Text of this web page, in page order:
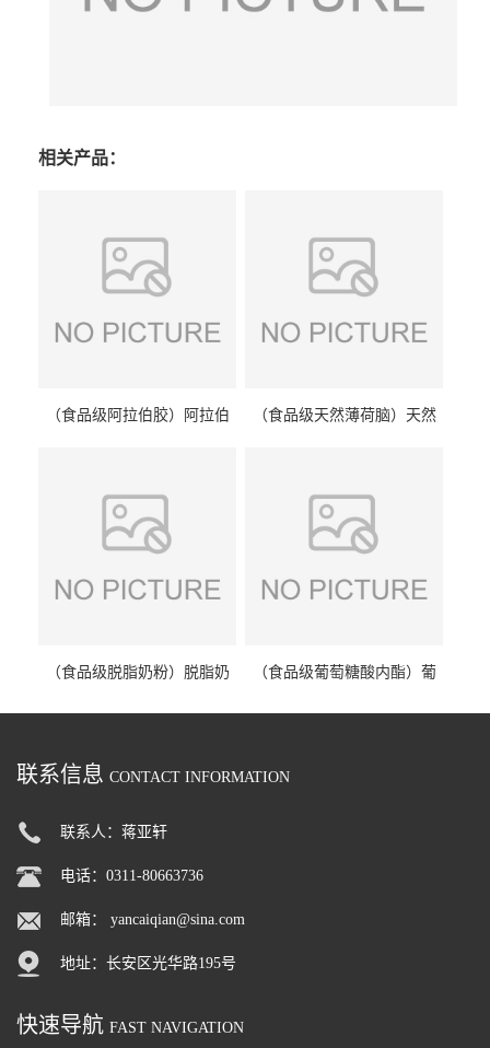
相关产品：
（食品级阿拉伯胶）阿拉伯
（食品级天然薄荷脑）天然
（食品级脱脂奶粉）脱脂奶
（食品级葡萄糖酸内酯）葡
联系信息 CONTACT INFORMATION
联系人：蒋亚轩
电话：0311-80663736
邮箱： yancaiqian@sina.com
地址：长安区光华路195号
快速导航 FAST NAVIGATION